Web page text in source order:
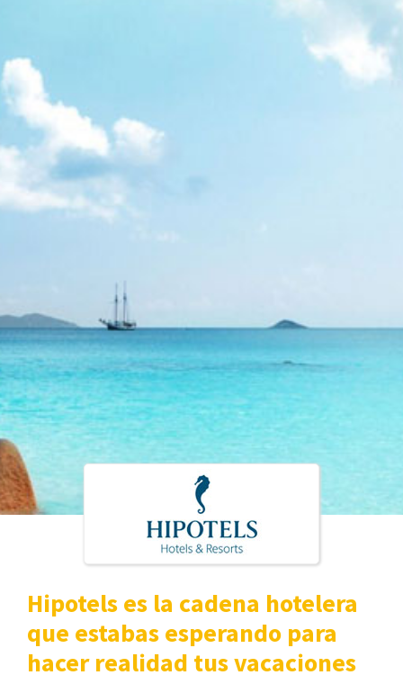
Hipotels es la cadena hotelera
que estabas esperando para
hacer realidad tus vacaciones